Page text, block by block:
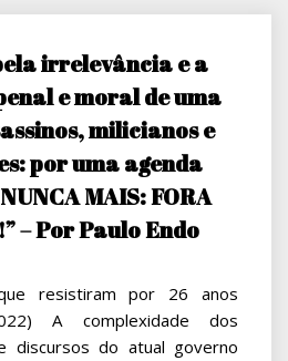
irrelevância e a
e moral de uma
milicianos e
por uma agenda
MAIS: FORA
– Por Paulo Endo
resistiram por 26 anos
A complexidade dos
discursos do atual governo